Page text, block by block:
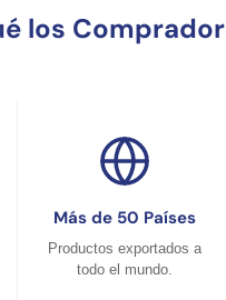
los
Más de 50 Países
Productos exportados a
todo el mundo.